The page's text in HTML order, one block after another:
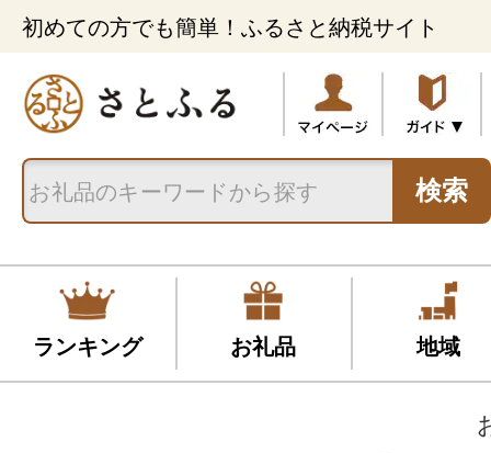
初めての方でも簡単！ふるさと納税サイト
検索
ランキング お礼品 地域